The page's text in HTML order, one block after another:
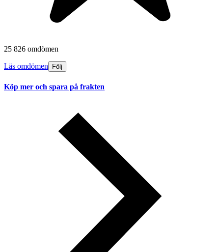
25 826 omdömen
Läs omdömen Följ
Köp mer och spara på frakten